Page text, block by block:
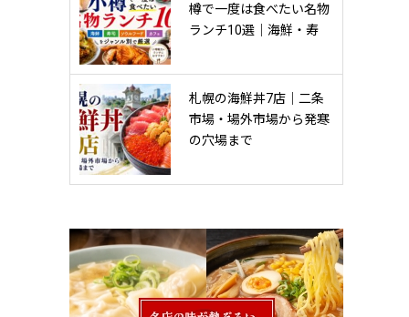
樽で一度は食べたい名物
ランチ10選｜海鮮・寿
ェをジャンル別で厳選
【2026年】
札幌の海鮮丼7店｜二条
市場・場外市場から発寒
の穴場まで